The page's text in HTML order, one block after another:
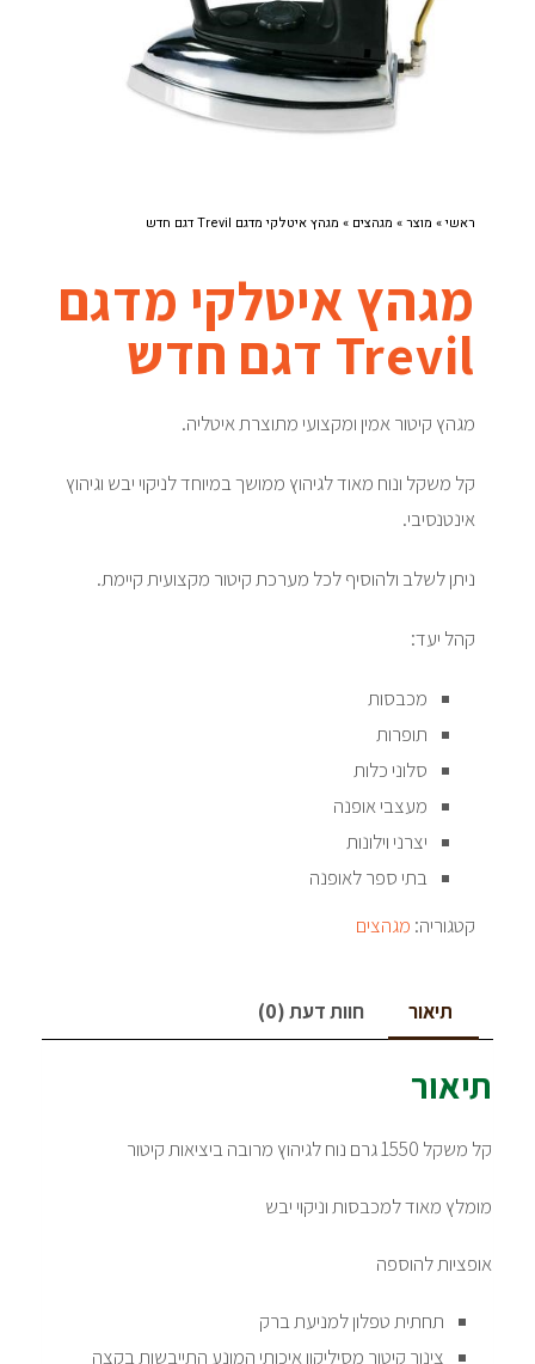
ראשי» מוצר» מגהצים » מגהץ איטלקי מדגם Trevil דגם חדש
מגהץ איטלקי מדגם
Trevil דגם חדש
מגהץ קיטור אמין ומקצועי מתוצרת איטליה.
קל משקל ונוח מאוד לגיהוץ ממושך במיוחד לניקוי יבש וגיהוץ
אינטנסיבי.
ניתן לשלב ולהוסיף לכל מערכת קיטור מקצועית קיימת.
קהל יעד:
מכבסות
תופרות
סלוני כלות
מעצבי אופנה
יצרני וילונות
בתי ספר לאופנה
קטגוריה: מגהצים
תיאור חוות דעת (0)
תיאור
קל משקל 1550 גרם נוח לגיהוץ מרובה ביציאות קיטור
מומלץ מאוד למכבסות וניקוי יבש
אופציות להוספה
תחתית טפלון למניעת ברק
צינור קיטור מסיליקון איכותי המונע התייבשות בקצה